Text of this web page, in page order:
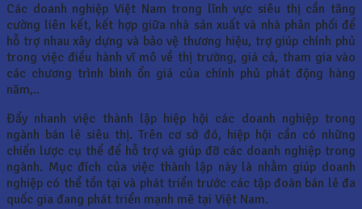
Các doanh nghiệp Việt Nam trong lĩnh vực siêu thị cần tăng
cường liên kết, kết hợp giữa nhà sản xuất và nhà phân phối để
hỗ trợ nhau xây dựng và bảo vệ thương hiệu, trợ giúp chính phủ
trong việc điều hành vĩ mô về thị trường, giá cả, tham gia vào
các chương trình bình ổn giá của chính phủ phát động hàng
năm,..
Đẩy nhanh việc thành lập hiệp hội các doanh nghiệp trong
ngành bán lẻ siêu thị. Trên cơ sở đó, hiệp hội cần có những
chiến lược cụ thể để hỗ trợ và giúp đỡ các doanh nghiệp trong
ngành. Mục đích của việc thành lập này là nhằm giúp doanh
nghiệp có thể tồn tại và phát triển trước các tập đoàn bán lẻ đa
quốc gia đang phát triển mạnh mẽ tại Việt Nam.